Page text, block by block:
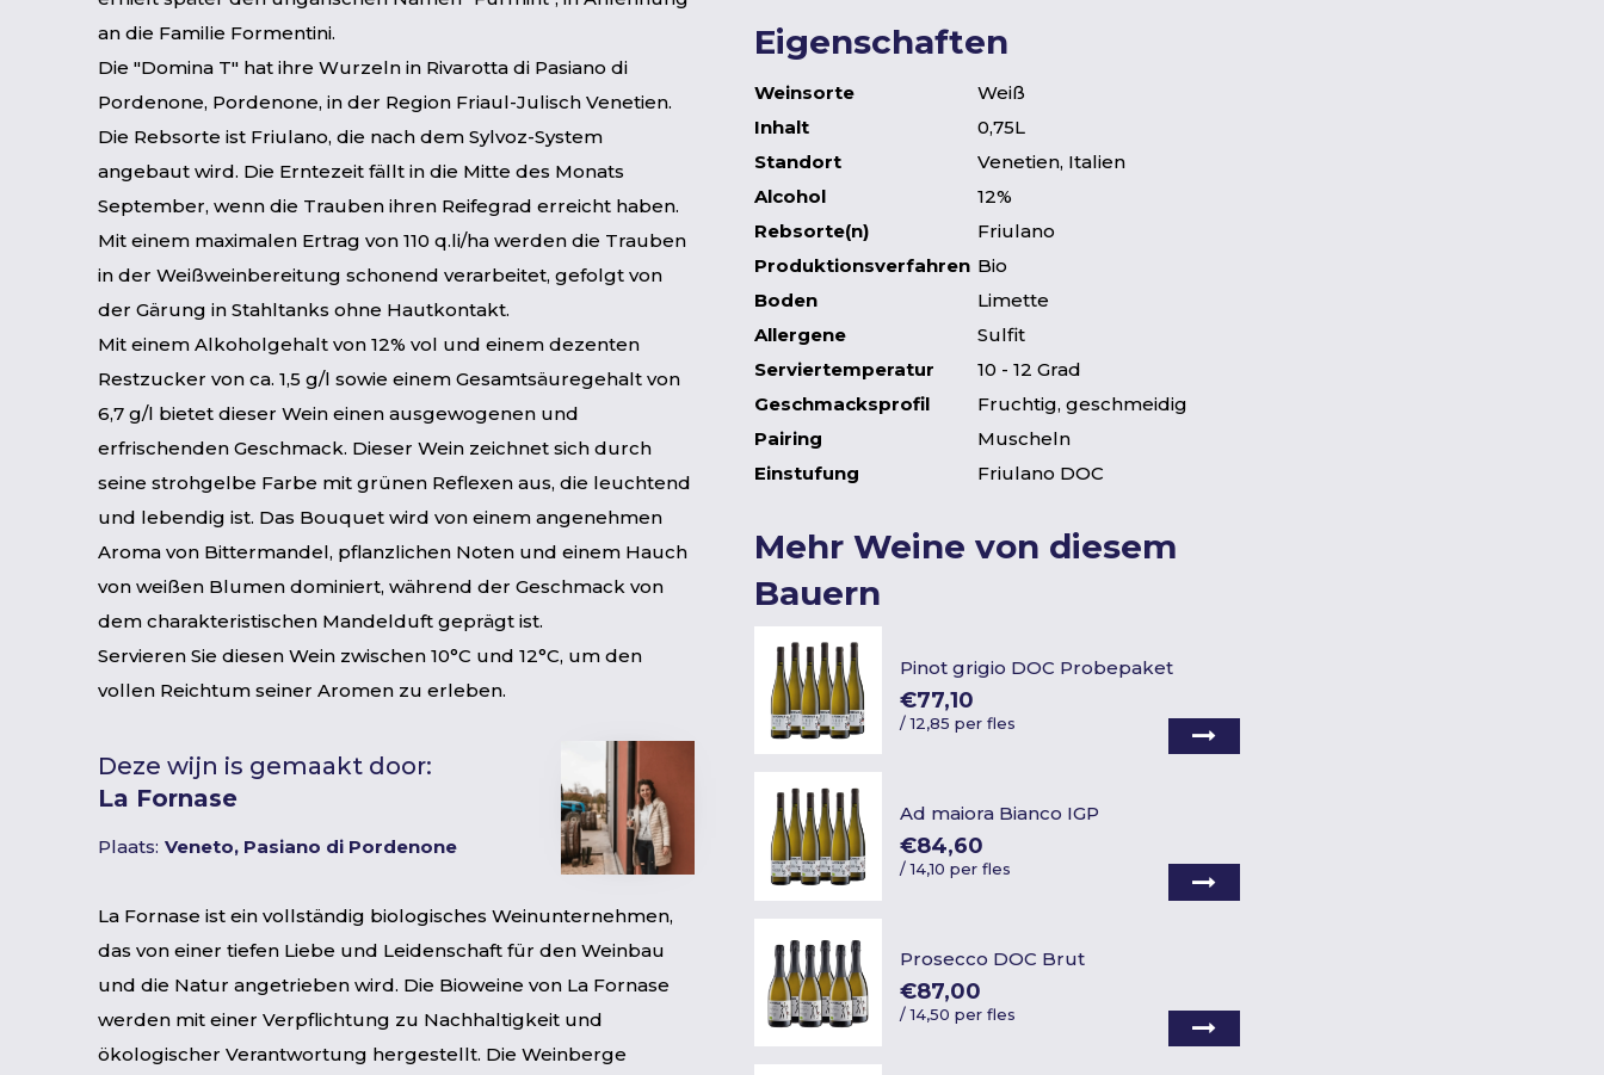
an die Familie Formentini.
Die "Domina T" hat ihre Wurzeln in Rivarotta di Pasiano di
Pordenone, Pordenone, in der Region Friaul-Julisch Venetien.
Die Rebsorte ist Friulano, die nach dem Sylvoz-System
angebaut wird. Die Erntezeit fällt in die Mitte des Monats
September, wenn die Trauben ihren Reifegrad erreicht haben.
Mit einem maximalen Ertrag von 110 q.li/ha werden die Trauben
in der Weißweinbereitung schonend verarbeitet, gefolgt von
der Gärung in Stahltanks ohne Hautkontakt.
Mit einem Alkoholgehalt von 12% vol und einem dezenten
Restzucker von ca. 1,5 g/l sowie einem Gesamtsäuregehalt von
6,7 g/l bietet dieser Wein einen ausgewogenen und
erfrischenden Geschmack. Dieser Wein zeichnet sich durch
seine strohgelbe Farbe mit grünen Reflexen aus, die leuchtend
und lebendig ist. Das Bouquet wird von einem angenehmen
Aroma von Bittermandel, pflanzlichen Noten und einem Hauch
von weißen Blumen dominiert, während der Geschmack von
dem charakteristischen Mandelduft geprägt ist.
Servieren Sie diesen Wein zwischen 10°C und 12°C, um den
vollen Reichtum seiner Aromen zu erleben.
Deze wijn is gemaakt door:
La Fornase
Plaats: Veneto, Pasiano di Pordenone
La Fornase ist ein vollständig biologisches Weinunternehmen,
das von einer tiefen Liebe und Leidenschaft für den Weinbau
und die Natur angetrieben wird. Die Bioweine von La Fornase
werden mit einer Verpflichtung zu Nachhaltigkeit und
ökologischer Verantwortung hergestellt. Die Weinberge
Eigenschaften
Weinsorte
Weiß
Inhalt
0,75L
Standort
Venetien, Italien
Alcohol
12%
Rebsorte(n)
Friulano
Produktionsverfahren Bio
Boden
Limette
Allergene
Sulfit
Serviertemperatur
10 - 12 Grad
Geschmacksprofil
Fruchtig, geschmeidig
Pairing
Muscheln
Einstufung
Friulano DOC
Mehr Weine von diesem
Bauern
Pinot grigio DOC Probepaket
€77,10
/12,85 per fles
Ad maiora Bianco IGP
€84,60
/14,10 per fles
Prosecco DOC Brut
€87,00
/14,50 per fles